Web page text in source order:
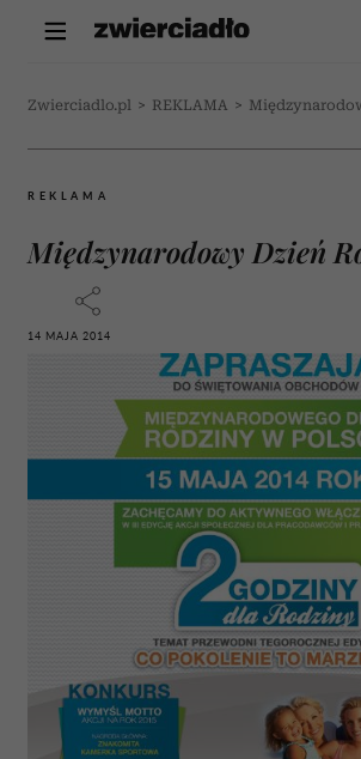
Zwierciadlo.pl > REKLAMA >
REKLAMA
Międzynarodowy Dzień
14 MAJA 2014